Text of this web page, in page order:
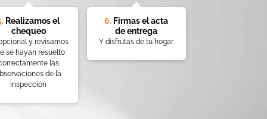
Realizamos el
chequeo
y revisamos
se hayan resuelto
las
de la
inspección
6. Firmas el acta
de entrega
Y disfrutas de tu hogar